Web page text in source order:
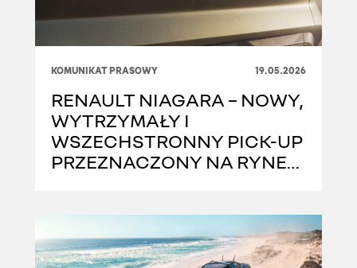
KOMUNIKAT PRASOWY 19.05.2026
RENAULT NIAGARA – NOWY,
WYTRZYMAŁY I
WSZECHSTRONNY PICK-UP
PRZEZNACZONY NA RYNEK